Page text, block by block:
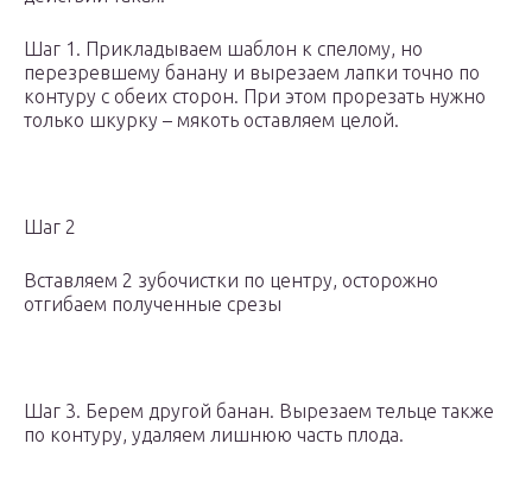
Шаг 1. Прикладываем шаблон к спелому, но
перезревшему банану и вырезаем лапки точно по
контуру с обеих сторон. При этом прорезать нужно
только шкурку – мякоть оставляем целой.
Шаг 2
Вставляем 2 зубочистки по центру, осторожно
отгибаем полученные срезы
Шаг 3. Берем другой банан. Вырезаем тельце также
по контуру, удаляем лишнюю часть плода.